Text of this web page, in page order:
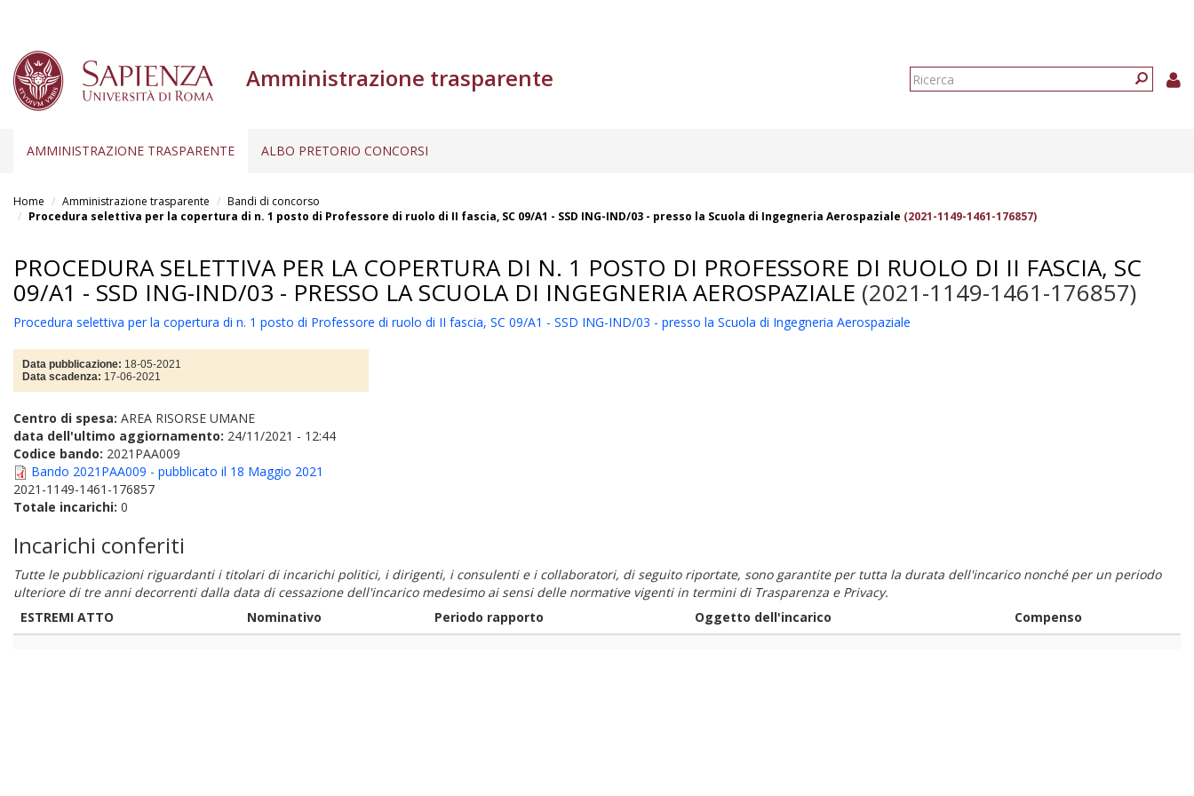
contenuto
Amministrazione trasparente
Form
AMMINISTRAZIONE TRASPARENTE ALBO PRETORIO CONCORSI
Home Amministrazione trasparente
Bandi di concorso
Procedura selettiva per la copertura di n. 1 posto di Professore di ruolo di II fascia, SC 09/A1 - SSD ING-IND/03 - presso la Scuola di Ingegneria Aerospaziale (2021-1149-1461-176857)
PROCEDURA SELETTIVA PER LA COPERTURA DI N. 1 POSTO DI PROFESSORE DI RUOLO DI II FASCIA, SC
09/A1 - SSD ING-IND/03 - PRESSO LA SCUOLA DI INGEGNERIA AEROSPAZIALE (2021-1149-1461-176857)
Procedura selettiva per la copertura di n. 1 posto di Professore di ruolo di II fascia, SC 09/A1 - SSD ING-IND/03 - presso la Scuola di Ingegneria Aerospaziale
Data pubblicazione: 18-05-2021
Data scadenza: 17-06-2021
Centro di spesa: AREA RISORSE UMANE
data dell'ultimo aggiornamento: 24/11/2021 - 12:44
Codice bando: 2021PAA009
Bando 2021PAA009 - pubblicato il 18 Maggio 2021
2021-1149-1461-176857
Totale incarichi: 0
Incarichi conferiti
Tutte le pubblicazioni riguardanti i titolari di incarichi politici, i dirigenti, i consulenti e i collaboratori, di seguito riportate, sono garantite per tutta la durata dell'incarico nonché per un periodo
ulteriore di tre anni decorrenti dalla data di cessazione dell'incarico medesimo ai sensi delle normative vigenti in termini di Trasparenza e Privacy.
ESTREMI ATTO
Nominativo Periodo rapporto Oggetto dell'incarico Compenso